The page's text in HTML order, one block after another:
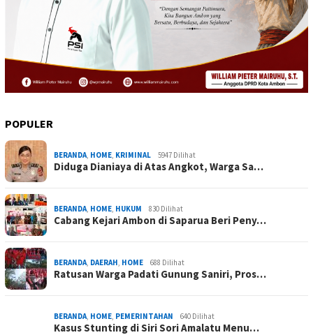
POPULER
BERANDA HOME KRIMINAL 5947 Dilihat
Diduga Dianiaya di Atas Angkot, Warga Sa…
BERANDA HOME HUKUM 830 Dilihat
Cabang Kejari Ambon di Saparua Beri Peny…
BERANDA DAERAH HOME 688 Dilihat
Ratusan Warga Padati Gunung Saniri, Pros…
BERANDA HOME PEMERINTAHAN 640 Dilihat
Kasus Stunting di Siri Sori Amalatu Menu…